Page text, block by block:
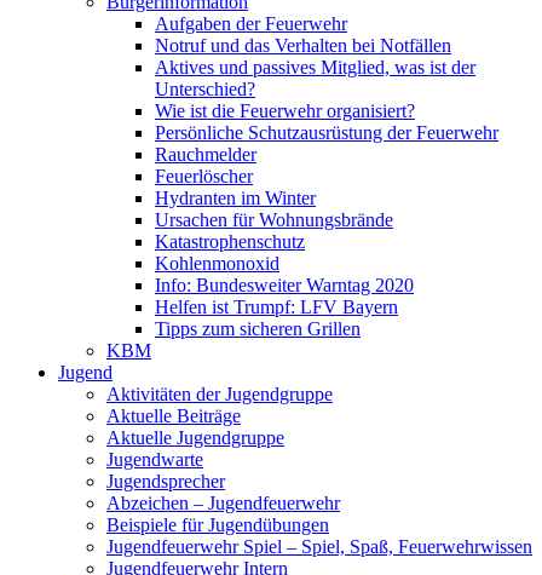
Aufgaben der Feuerwehr
Notruf und das Verhalten bei Notfällen
Aktives und passives Mitglied, was ist der
Unterschied?
Wie ist die Feuerwehr organisiert?
Persönliche Schutzausrüstung der Feuerwehr
Rauchmelder
Feuerlöscher
Hydranten im Winter
Ursachen für Wohnungsbrände
Katastrophenschutz
Kohlenmonoxid
Info: Bundesweiter Warntag 2020
Helfen ist Trumpf: LFV Bayern
Tipps zum sicheren Grillen
KBM
Jugend
Aktivitäten der Jugendgruppe
Aktuelle Beiträge
Aktuelle Jugendgruppe
Jugendwarte
Jugendsprecher
Abzeichen – Jugendfeuerwehr
Beispiele für Jugendübungen
Jugendfeuerwehr Spiel – Spiel, Spaß, Feuerwehrwissen
Jugendfeuerwehr Intern